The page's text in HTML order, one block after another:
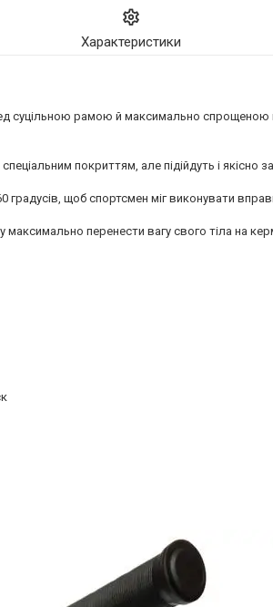
Характеристики
суцільною рамою й максимально
покриттям, але підійдуть і якісно
щоб спортсмен міг виконувати
перенести вагу свого тіла на